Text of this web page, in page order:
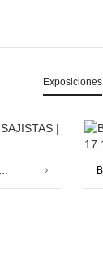
Exposiciones